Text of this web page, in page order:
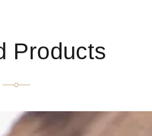
Products